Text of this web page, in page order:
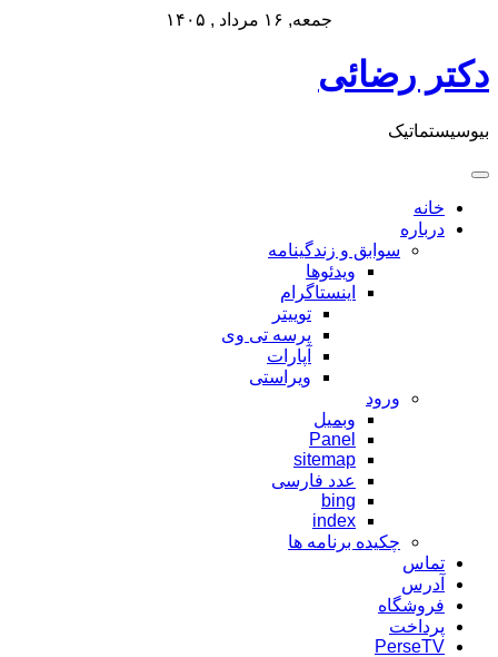
جمعه, ۱۶ مرداد , ۱۴۰۵
پرش
به
دکتر رضائی
بیوسیستماتیک
خانه
درباره
سوابق و زندگینامه
ویدئوها
اینستاگرام
توییتر
پرسه تی وی
آپارات
ویراستی
ورود
وبمیل
Panel
sitemap
عدد فارسی
bing
index
چکیده برنامه ها
تماس
آدرس
فروشگاه
پرداخت
PerseTV